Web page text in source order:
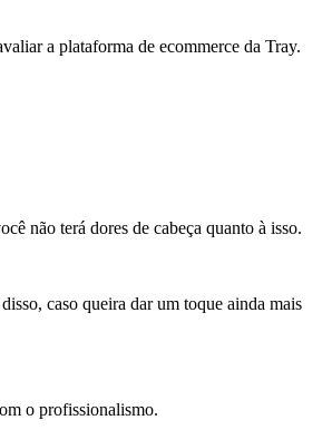
a plataforma de ecommerce da Tray.
não terá dores de cabeça quanto à isso.
caso queira dar um toque ainda mais
o profissionalismo.